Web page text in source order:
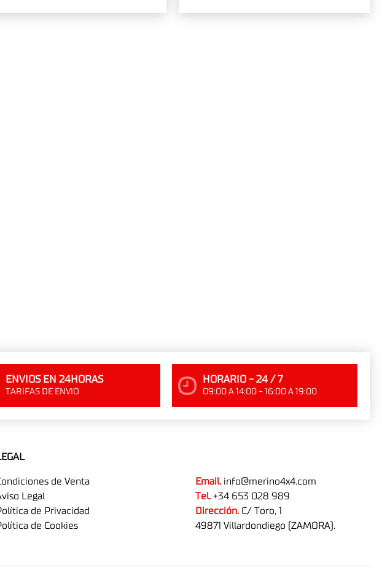
ENVIOS EN 24HORAS
TARIFAS DE ENVIO
HORARIO - 24 / 7
09:00 A 14:00 - 16:00 A 19:00
de Venta
Legal
de Privacidad
de Cookies
Email. info@merino4x4.com
Tel. +34 653 028 989
Dirección. C/ Toro, 1
49871 Villardondiego (ZAMORA).